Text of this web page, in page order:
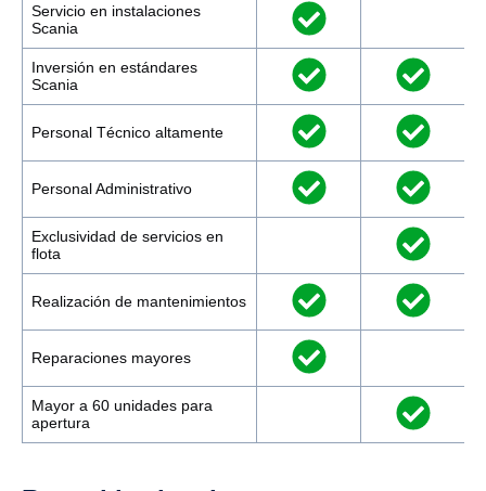
Servicio en instalaciones
Scania
Inversión en estándares
Scania
Personal Técnico altamente
Personal Administrativo
Exclusividad de servicios en
flota
Realización de mantenimientos
Reparaciones mayores
Mayor a 60 unidades para
apertura